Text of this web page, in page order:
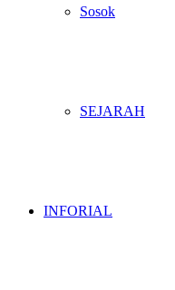
Sosok
SEJARAH
INFORIAL